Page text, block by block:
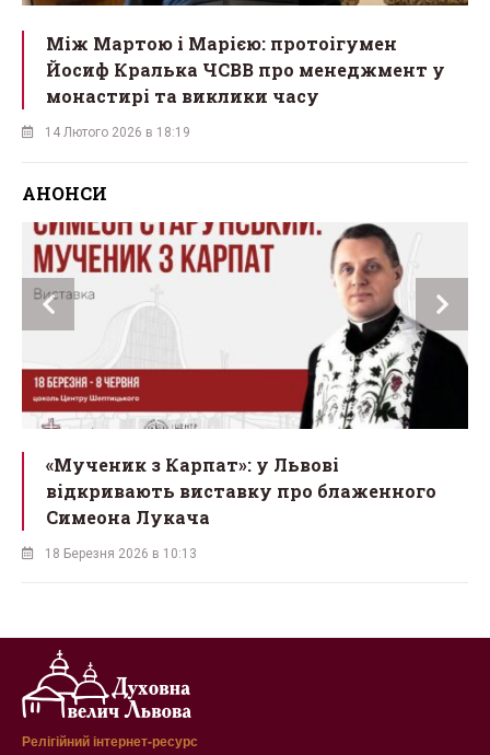
Між Мартою і Марією: протоігумен
Йосиф Кралька ЧСВВ про менеджмент у
монастирі та виклики часу
14 Лютого 2026 в 18:19
АНОНСИ
«Мученик з Карпат»: у Львові
відкривають виставку про блаженного
Симеона Лукача
18 Березня 2026 в 10:13
Релігійний інтернет-ресурс